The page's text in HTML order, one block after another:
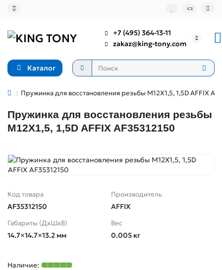
+7 (495) 364-13-11
zakaz@king-tony.com
Каталог
Пружинка для восстановления резьбы М12Х1,5, 1,5D AFFIX
Пружинка для восстановления резьбы
М12Х1,5, 1,5D AFFIX AF35312150
Код товара
AF35312150
Производитель
AFFIX
Габариты (ДхШхВ)
14.7×14.7×13.2 мм
Вес
0.005 кг